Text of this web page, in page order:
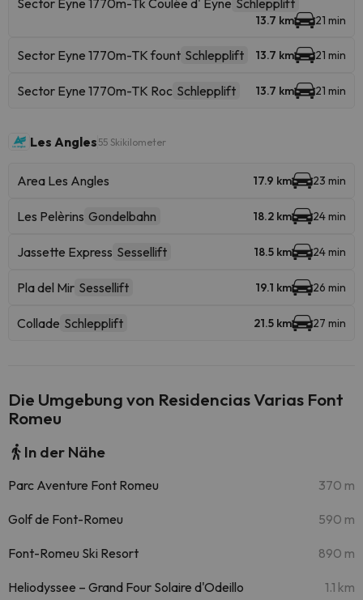
Sector Eyne 1770m-Tk Coulée d' Eyne Schlepplift
13.7 km 21 min
Sector Eyne 1770m-TK fount Schlepplift 13.7 km 21 min
Sector Eyne 1770m-TK Roc Schlepplift 13.7 km 21 min
Les Angles 55 Skikilometer
Area Les Angles 17.9 km 23 min
Les Pelèrins Gondelbahn 18.2 km 24 min
Jassette Express Sessellift 18.5 km 24 min
Pla del Mir Sessellift 19.1 km 26 min
Collade Schlepplift 21.5 km 27 min
Die Umgebung von Residencias Varias Font
Romeu
In der Nähe
Parc Aventure Font Romeu 370 m
Golf de Font-Romeu 590 m
Font-Romeu Ski Resort 890 m
Heliodyssee – Grand Four Solaire d'Odeillo 1.1 km